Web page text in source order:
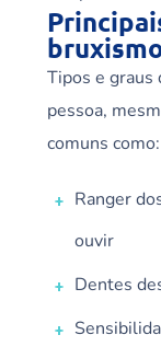
Tipos e graus
pessoa,
comuns como:
Ranger
ouvir
Dentes